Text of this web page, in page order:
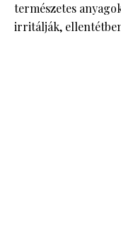
természetes
irritálják,